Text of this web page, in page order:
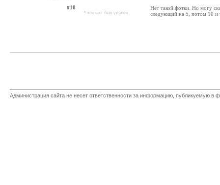
#10
* контакт был удален
Нет такой фотки. Но могу
следующий на 5, потом 10 и
Администрация сайта не несет ответственности за информацию, публикуемую